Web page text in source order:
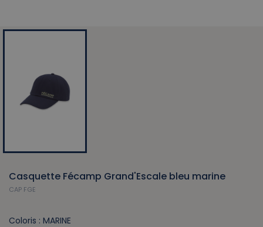
Casquette Fécamp Grand'Escale bleu marine
CAP FGE
Coloris : MARINE